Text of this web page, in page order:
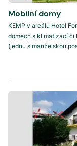
Mobilní domy
KEMP v areálu Hotel
domech s klimatizací či
(jednu s manželskou